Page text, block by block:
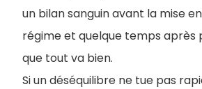
un bilan sanguin avant la mise
régime et quelque temps après
que tout va bien.
Si un déséquilibre ne tue pas